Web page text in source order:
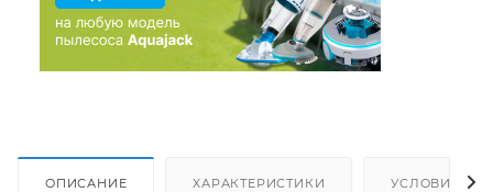
ОПИСАНИЕ ХАРАКТЕРИСТИКИ УСЛОВИЯ